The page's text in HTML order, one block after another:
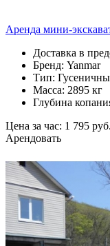
Аренда мини-
Доставка в
Бренд: Yanmar
Тип:
Масса: 2895 кг
Глубина
Цена за час: 1 795 руб.
Арендовать